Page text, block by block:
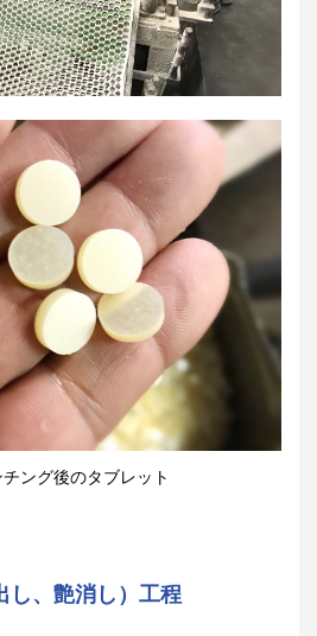
ング後のタブレット
し、艶消し）工程